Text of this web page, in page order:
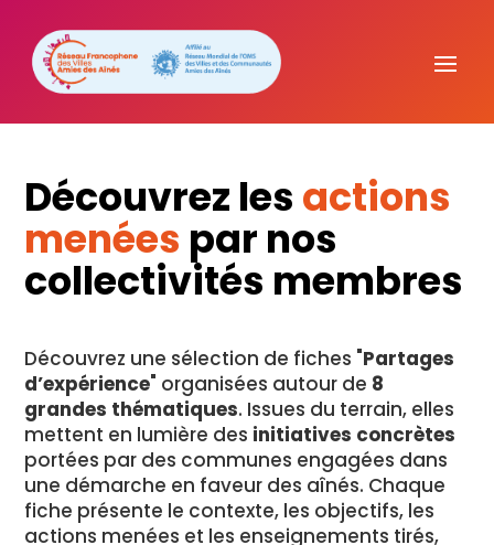
Découvrez les actions
menées par nos
collectivités membres
Découvrez une sélection de fiches "Partages
d’expérience" organisées autour de 8
grandes thématiques. Issues du terrain, elles
mettent en lumière des initiatives concrètes
portées par des communes engagées dans
une démarche en faveur des aînés. Chaque
fiche présente le contexte, les objectifs, les
actions menées et les enseignements tirés,